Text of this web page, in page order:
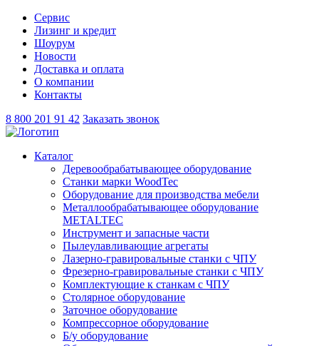
Сервис
Лизинг и кредит
Шоурум
Новости
Доставка и оплата
О компании
Контакты
8 800 201 91 42 Заказать звонок
Каталог
Деревообрабатывающее оборудование
Станки марки WoodTec
Оборудование для производства мебели
Металлообрабатывающее оборудование
METALTEC
Инструмент и запасные части
Пылеулавливающие агрегаты
Лазерно-гравировальные станки с ЧПУ
Фрезерно-гравировальные станки с ЧПУ
Комплектующие к станкам с ЧПУ
Столярное оборудование
Заточное оборудование
Компрессорное оборудование
Б/у оборудование